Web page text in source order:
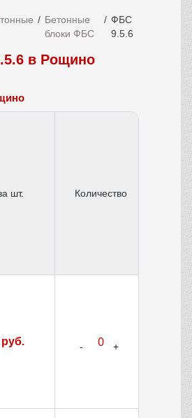
Бетонные
блоки ФБС
ФБС
9.5.6
в Рощино
шт. Количество